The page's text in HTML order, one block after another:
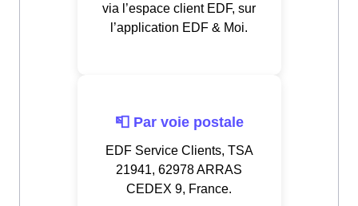
via l’espace client EDF, sur
l’application EDF & Moi.
📮 Par voie postale
EDF Service Clients, TSA
21941, 62978 ARRAS
CEDEX 9, France.